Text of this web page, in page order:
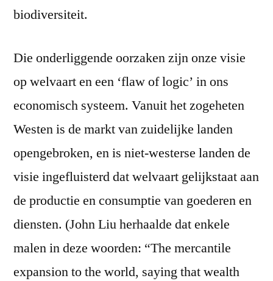
biodiversiteit.
Die onderliggende oorzaken zijn onze visie
op welvaart en een ‘flaw of logic’ in ons
economisch systeem. Vanuit het zogeheten
Westen is de markt van zuidelijke landen
opengebroken, en is niet-westerse landen de
visie ingefluisterd dat welvaart gelijkstaat aan
de productie en consumptie van goederen en
diensten. (John Liu herhaalde dat enkele
malen in deze woorden: “The mercantile
expansion to the world, saying that wealth